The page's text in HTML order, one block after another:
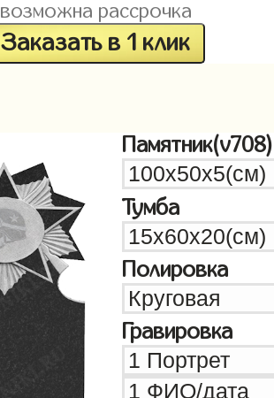
возможна рассрочка
Заказать в 1 клик
Памятник(v708)
Тумба
Полировка
Гравировка